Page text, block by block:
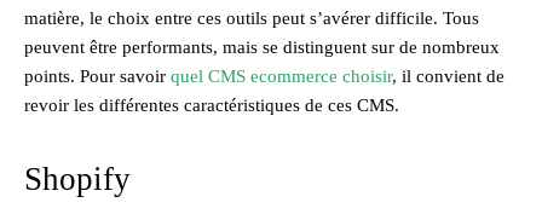
matière, le choix entre ces outils peut s’avérer difficile. Tous
peuvent être performants, mais se distinguent sur de nombreux
points. Pour savoir quel CMS ecommerce choisir, il convient de
revoir les différentes caractéristiques de ces CMS.
Shopify